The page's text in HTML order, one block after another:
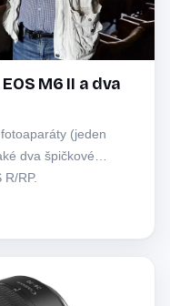
M6 II a dva
(jeden
dva špičkové
RP.